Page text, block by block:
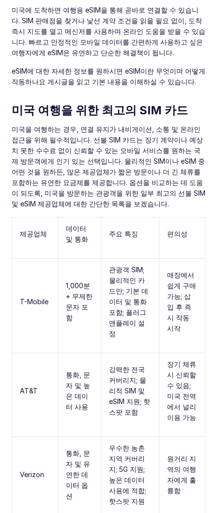
미국에 도착하면 여행용 eSIM을 통해 곧바로 연결할 수 있습니
다. SIM 판매점을 찾거나 낯선 계약 조건을 읽을 필요 없이, 도착
즉시 지도를 열고 메신저를 사용하며 온라인 도움을 받을 수 있습
니다. 빠르고 안정적인 모바일 데이터를 간편하게 사용하고 싶은
여행자에게 eSIM은 유연하고 단순한 해결책이 됩니다.
eSIM에 대한 자세한 정보를 원하시면 eSIM이란 무엇이며 어떻게
작동하나요 게시글을 읽고 기본 내용을 이해하실 수 있습니다.
미국 여행을 위한 최고의 SIM 카드
미국을 여행하는 경우, 연결 유지가 내비게이션, 소통 및 온라인
접근을 위해 필수적입니다. 선불 SIM 카드는 장기 계약이나 예상
치 못한 수수료 없이 신뢰할 수 있는 모바일 서비스를 원하는 국
제 방문객에게 인기 있는 선택입니다. 물리적인 SIM이나 eSIM 중
어떤 것을 원하든, 많은 제공업체가 짧은 방문이나 더 긴 체류를
포함하는 유연한 요금제를 제공합니다. 옵션을 비교하는 데 도움
이 되도록, 미국을 방문하는 관광객을 위한 일부 최고의 선불 SIM
및 eSIM 제공업체에 대한 간단한 목록을 보겠습니다.
제공업체
데이터
및 통화
주요 특징 편의성
T-Mobile
1,000분
+ 무제한
문자 포
함
관광객 SIM;
물리적인 카
드만; 기본 데
이터 및 통화
포함; 플러그
앤플레이 설
정
매장에서
쉽게 구매
가능; 삽
입 후 즉
시 작동
시작
AT&T
통화, 문
자 및 높
은 데이
터 사용
강력한 전국
커버리지; 물
리적 SIM 및
eSIM 지원; 핫
스팟 포함
장기 체류
시 신뢰할
수 있음;
미국 전역
에서 널리
이용 가능
Verizon
통화, 문
자 및 유
연한 데
이터 옵
션
우수한 농촌
지역 커버리
지; 5G 지원;
높은 데이터
사용에 적합;
핫스팟 지원
원거리 지
역의 여행
자에게 훌
륭함